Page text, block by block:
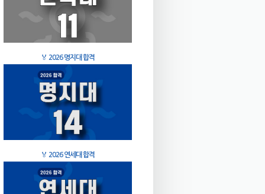
🏅 2026 명지대 합격
🏅 2026 연세대 합격